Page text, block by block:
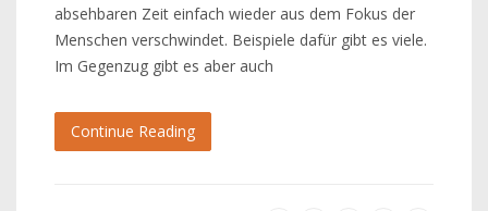
absehbaren Zeit einfach wieder aus dem Fokus der
Menschen verschwindet. Beispiele dafür gibt es viele.
Im Gegenzug gibt es aber auch
Continue Reading